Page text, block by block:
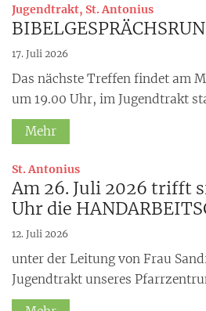
Jugendtrakt, St. Antonius:
17. Juli 2026
Das nächste Treffen findet am
um 19.00 Uhr, im Jugendtrakt
Mehr
St. Antonius:
Am 26. Juli 2026 trifft
Uhr die
12. Juli 2026
unter der Leitung von Frau
Jugendtrakt unseres